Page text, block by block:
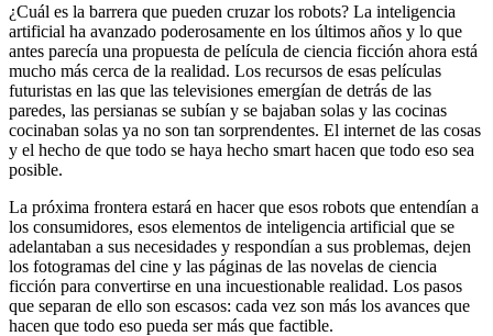
¿Cuál es la barrera que pueden cruzar los robots? La inteligencia
artificial ha avanzado poderosamente en los últimos años y lo que
antes parecía una propuesta de película de ciencia ficción ahora está
mucho más cerca de la realidad. Los recursos de esas películas
futuristas en las que las televisiones emergían de detrás de las
paredes, las persianas se subían y se bajaban solas y las cocinas
cocinaban solas ya no son tan sorprendentes. El internet de las cosas
y el hecho de que todo se haya hecho smart hacen que todo eso sea
posible.
La próxima frontera estará en hacer que esos robots que entendían a
los consumidores, esos elementos de inteligencia artificial que se
adelantaban a sus necesidades y respondían a sus problemas, dejen
los fotogramas del cine y las páginas de las novelas de ciencia
ficción para convertirse en una incuestionable realidad. Los pasos
que separan de ello son escasos: cada vez son más los avances que
hacen que todo eso pueda ser más que factible.